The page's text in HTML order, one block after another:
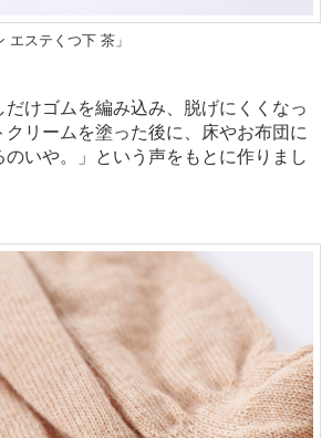
エステくつ下 茶」
だけゴムを編み込み、脱げにくくなっ
リームを塗った後に、床やお布団に
のいや。」という声をもとに作りまし